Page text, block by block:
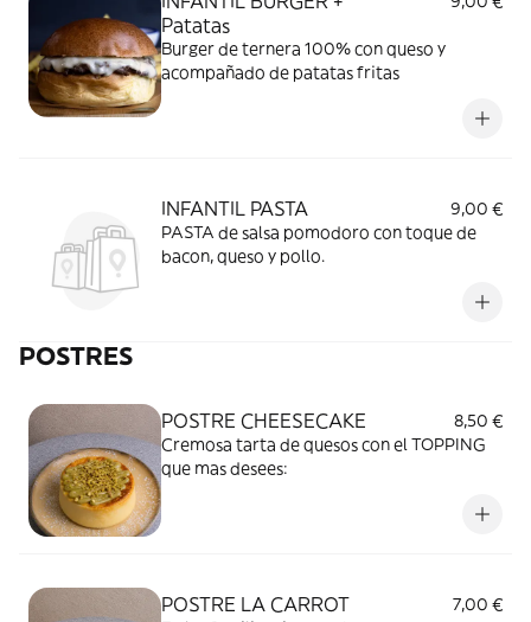
Patatas
Burger de ternera 100% con queso y
acompañado de patatas fritas
INFANTIL PASTA
9,00 €
PASTA de salsa pomodoro con toque de
bacon, queso y pollo.
POSTRES
POSTRE CHEESECAKE
8,50 €
Cremosa tarta de quesos con el TOPPING
que mas desees:
POSTRE LA CARROT
7,00 €